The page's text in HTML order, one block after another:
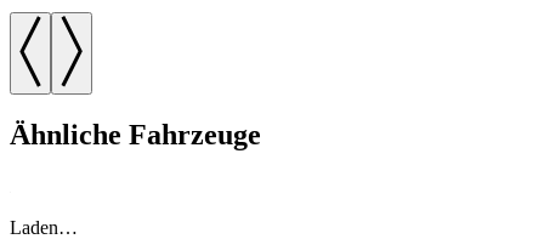
Ähnliche Fahrzeuge
Laden…